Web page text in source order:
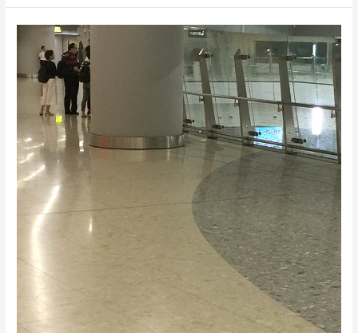
West
Kowloon
Highspeed
Terminal,
Hong
Kong